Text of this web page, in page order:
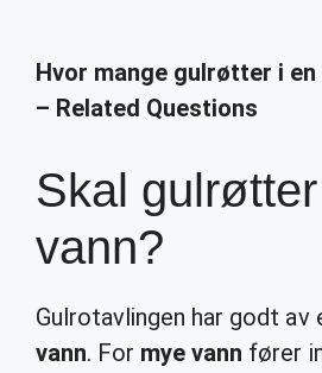
Hvor mange gulrøtter i
– Related Questions
Skal
vann?
Gulrotavlingen har godt av
vann. For mye vann fører